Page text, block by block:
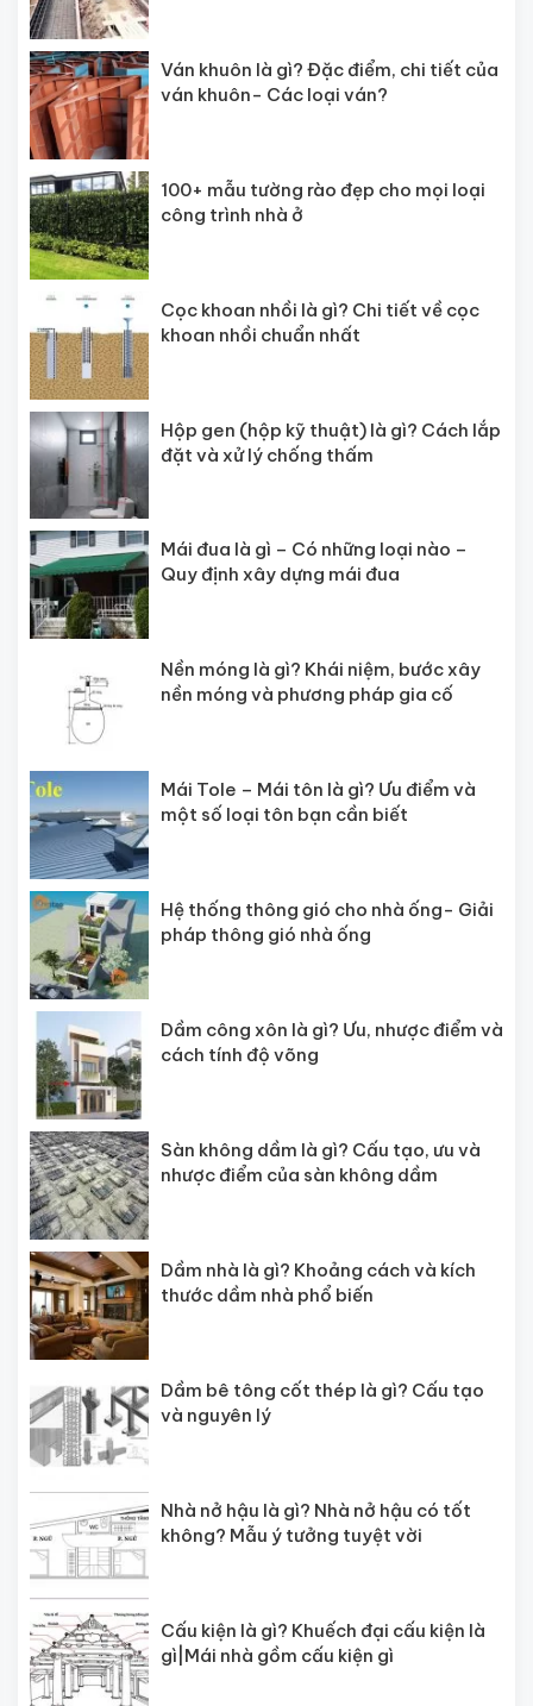
Ván khuôn là gì? Đặc điểm, chi tiết của
ván khuôn- Các loại ván?
100+ mẫu tường rào đẹp cho mọi loại
công trình nhà ở
Cọc khoan nhồi là gì? Chi tiết về cọc
khoan nhồi chuẩn nhất
Hộp gen (hộp kỹ thuật) là gì? Cách lắp
đặt và xử lý chống thấm
Mái đua là gì – Có những loại nào –
Quy định xây dựng mái đua
Nền móng là gì? Khái niệm, bước xây
nền móng và phương pháp gia cố
Mái Tole – Mái tôn là gì? Ưu điểm và
một số loại tôn bạn cần biết
Hệ thống thông gió cho nhà ống- Giải
pháp thông gió nhà ống
Dầm công xôn là gì? Ưu, nhược điểm và
cách tính độ võng
Sàn không dầm là gì? Cấu tạo, ưu và
nhược điểm của sàn không dầm
Dầm nhà là gì? Khoảng cách và kích
thước dầm nhà phổ biến
Dầm bê tông cốt thép là gì? Cấu tạo
và nguyên lý
Nhà nở hậu là gì? Nhà nở hậu có tốt
không? Mẫu ý tưởng tuyệt vời
Cấu kiện là gì? Khuếch đại cấu kiện là
gì|Mái nhà gồm cấu kiện gì